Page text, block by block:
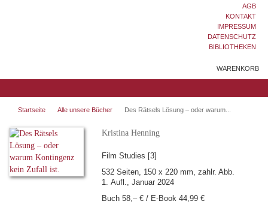
AGB
KONTAKT
IMPRESSUM
DATENSCHUTZ
BIBLIOTHEKEN
WARENKORB
Startseite Alle unsere Bücher Des Rätsels Lösung – oder warum...
Kristina Henning
Film Studies [3]
532 Seiten, 150 x 220 mm, zahlr. Abb.
1. Aufl., Januar 2024
Buch 58,– € / E-Book 44,99 €